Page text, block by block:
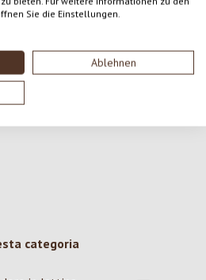
Sie die Einstellungen.
Ablehnen
solo nella lingua corrente.
trovata Condividi le tue opinioni
categoria